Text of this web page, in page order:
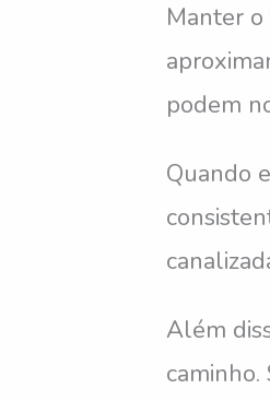
Manter o
podem
Quando
Além